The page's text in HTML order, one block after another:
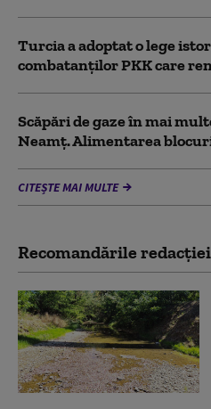
Turcia a adoptat o lege
combatanţilor PKK care
Scăpări de gaze în mai
Neamț. Alimentarea
CITEȘTE MAI MULTE
Recomandările redacţiei